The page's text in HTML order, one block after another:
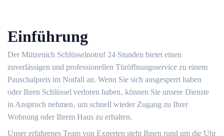
Einführung
Der Mützenich Schlüsselnotruf 24 Stunden bietet einen
zuverlässigen und professionellen Türöffnungsservice zu einem
Pauschalpreis im Notfall an. Wenn Sie sich ausgesperrt haben
oder Ihren Schlüssel verloren haben‚ können Sie unsere Dienste
in Anspruch nehmen‚ um schnell wieder Zugang zu Ihrer
Wohnung oder Ihrem Haus zu erhalten.​
Unser erfahrenes Team von Experten steht Ihnen rund um die Uhr